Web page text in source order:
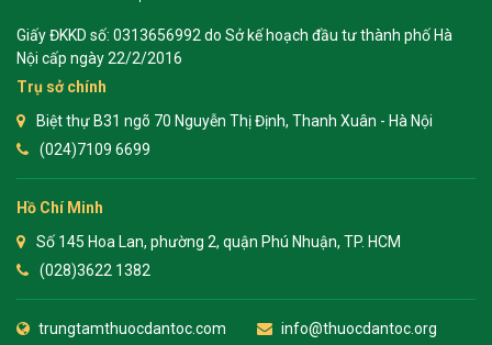
Giấy ĐKKD số: 0313656992 do Sở kế hoạch đầu tư thành phố Hà
Nội cấp ngày 22/2/2016
Trụ sở chính
Biệt thự B31 ngõ 70 Nguyễn Thị Định, Thanh Xuân - Hà Nội
(024)7109 6699
Hồ Chí Minh
Số 145 Hoa Lan, phường 2, quận Phú Nhuận, TP. HCM
(028)3622 1382
trungtamthuocdantoc.com info@thuocdantoc.org